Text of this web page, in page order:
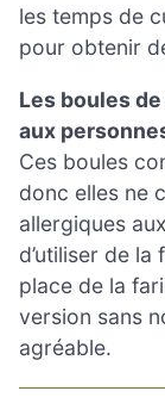
les temps de
pour obtenir
Les boules
aux
Ces boules
donc elles ne
allergiques
d’utiliser de
place de la
version sans
agréable.